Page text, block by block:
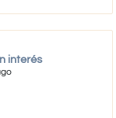
interés